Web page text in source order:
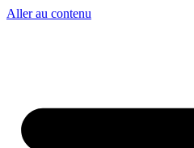
Aller au contenu